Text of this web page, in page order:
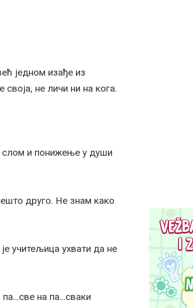
једном изађе из
не личи ни на кога.
слом и понижење у души
друго. Не знам како
учитељица ухвати да не
на па…сваки